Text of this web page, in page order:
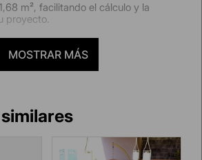
m², facilitando el cálculo y la
proyecto.
madera tono perla:
aporta calidez y
MOSTRAR MÁS